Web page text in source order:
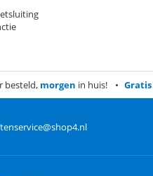
besteld, morgen in huis! Gratis